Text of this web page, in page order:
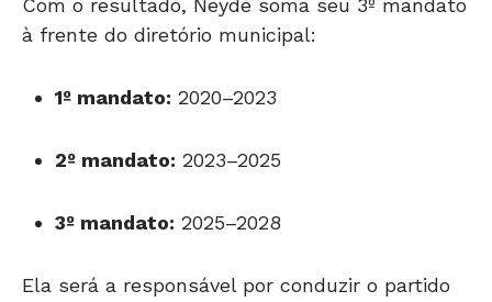
Com o resultado, Neyde soma seu 3º mandato
à frente do diretório municipal:
1º mandato: 2020–2023
2º mandato: 2023–2025
3º mandato: 2025–2028
Ela será a responsável por conduzir o partido